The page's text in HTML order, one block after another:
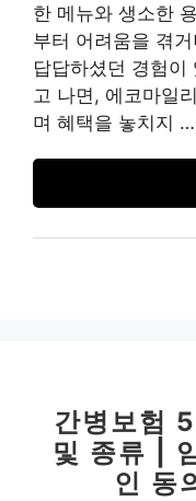
한 메뉴와 생소한
부터 어려움을 겪
답답하셨던 경험이
고 나면, 에코마일
며 혜택을 놓치지 …
간병보험
및 종류 |
인 동